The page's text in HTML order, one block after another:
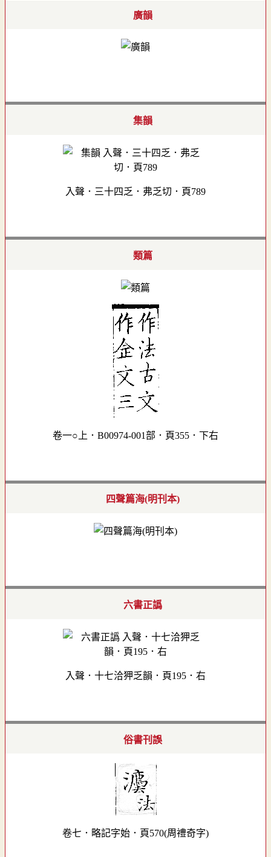
廣韻
集韻
入聲．三十四乏．弗乏切．頁789
類篇
卷一○上．B00974-001部．頁355．下右
四聲篇海(明刊本)
六書正譌
入聲．十七洽狎乏韻．頁195．右
俗書刊誤
卷七．略記字始．頁570(周禮奇字)